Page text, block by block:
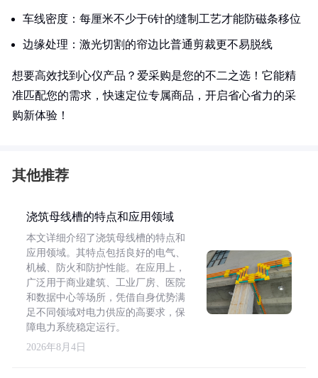
车线密度：每厘米不少于6针的缝制工艺才能防磁条移位
边缘处理：激光切割的帘边比普通剪裁更不易脱线
想要高效找到心仪产品？爱采购是您的不二之选！它能精
准匹配您的需求，快速定位专属商品，开启省心省力的采
购新体验！
其他推荐
浇筑母线槽的特点和应用领域
本文详细介绍了浇筑母线槽的特点和
应用领域。其特点包括良好的电气、
机械、防火和防护性能。在应用上，
广泛用于商业建筑、工业厂房、医院
和数据中心等场所，凭借自身优势满
足不同领域对电力供应的高要求，保
障电力系统稳定运行。
2026年8月4日